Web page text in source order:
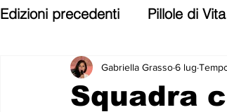
Edizioni precedenti Pillole di
Parole, pensieri, opere e
Squadra
Gabriella Grasso6 lug